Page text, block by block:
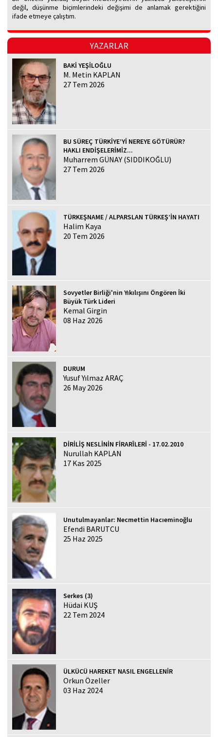
değil, düşünme biçimlerindeki değişimi de anlamak gerektiğini
ifade etmeye çalıştım.
YAZARLAR
BAKİ YEŞİLOĞLU
M. Metin KAPLAN
27 Tem 2026
BU SÜREÇ TÜRKİYE’Yİ NEREYE GÖTÜRÜR?
HAKLI ENDİŞELERİMİZ...
Muharrem GÜNAY (SIDDIKOĞLU)
27 Tem 2026
TÜRKEŞNAME / ALPARSLAN TÜRKEŞ’İN HAYATI
Halim Kaya
20 Tem 2026
Sovyetler Birliği'nin Yıkılışını Öngören İki
Büyük Türk Lideri
Kemal Girgin
08 Haz 2026
DURUM
Yusuf Yılmaz ARAÇ
26 May 2026
DİRİLİŞ NESLİNİN FİRARÎLERİ - 17.02.2010
Nurullah KAPLAN
17 Kas 2025
Unutulmayanlar: Necmettin Hacıeminoğlu
Efendi BARUTCU
25 Haz 2025
Serkes (3)
Hüdai KUŞ
22 Tem 2024
ÜLKÜCÜ HAREKET NASIL ENGELLENİR
Orkun Özeller
03 Haz 2024